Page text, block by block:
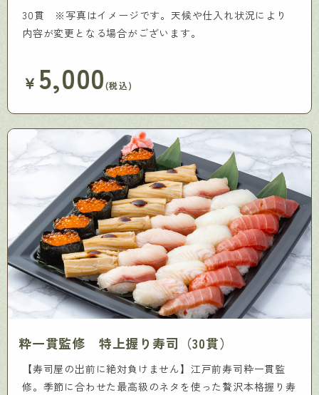
30貫 ※写真はイメージです。天候や仕入れ状況により
内容が変更となる場合がございます。
￥5,000(税込)
粋一貫監修 特上握り寿司（30貫）
【寿司屋の出前に絶対負けません】江戸前寿司粋一貫監
修。季節に合わせた最高級のネタを使った贅沢本格握り寿